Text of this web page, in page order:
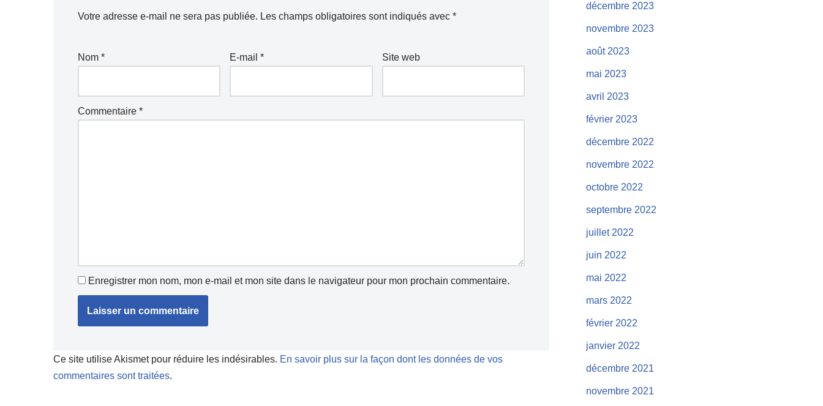
Votre adresse e-mail ne sera pas publiée. Les champs obligatoires sont indiqués avec *
Nom * E-mail* Site web
Commentaire *
Enregistrer mon nom, mon e-mail et mon site dans le navigateur pour mon prochain commentaire.
Ce site utilise Akismet pour réduire les indésirables. En savoir plus sur la façon dont les données de vos
commentaires sont traitées.
décembre 2023
novembre 2023
août 2023
mai 2023
avril 2023
février 2023
décembre 2022
novembre 2022
octobre 2022
septembre 2022
juillet 2022
juin 2022
mai 2022
mars 2022
février 2022
janvier 2022
décembre 2021
novembre 2021